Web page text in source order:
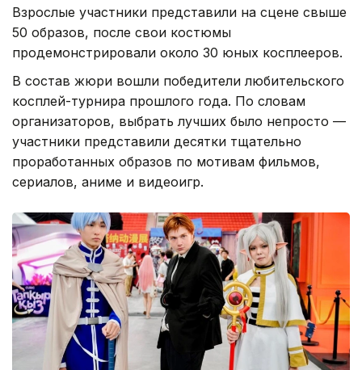
Взрослые участники представили на сцене свыше
50 образов, после свои костюмы
продемонстрировали около 30 юных косплееров.
В состав жюри вошли победители любительского
косплей-турнира прошлого года. По словам
организаторов, выбрать лучших было непросто —
участники представили десятки тщательно
проработанных образов по мотивам фильмов,
сериалов, аниме и видеоигр.